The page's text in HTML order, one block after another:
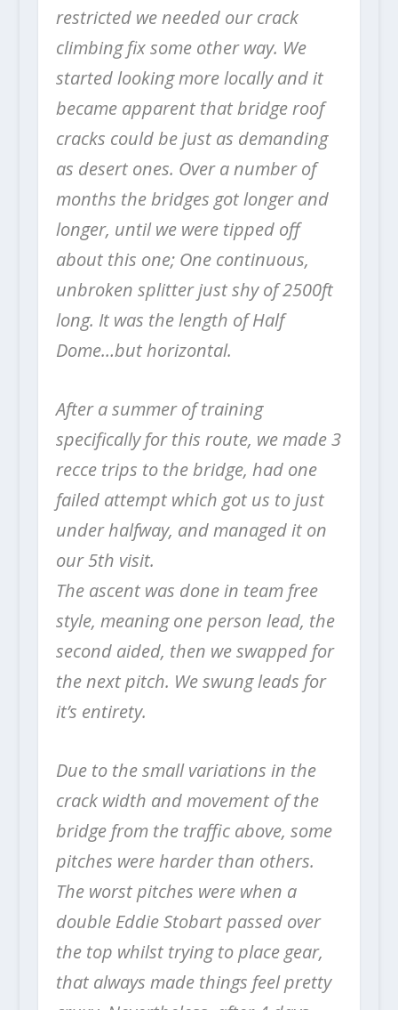
restricted we needed our crack
climbing fix some other way. We
started looking more locally and it
became apparent that bridge roof
cracks could be just as demanding
as desert ones. Over a number of
months the bridges got longer and
longer, until we were tipped off
about this one; One continuous,
unbroken splitter just shy of 2500ft
long. It was the length of Half
Dome…but horizontal.
After a summer of training
specifically for this route, we made 3
recce trips to the bridge, had one
failed attempt which got us to just
under halfway, and managed it on
our 5th visit.
The ascent was done in team free
style, meaning one person lead, the
second aided, then we swapped for
the next pitch. We swung leads for
it’s entirety.
Due to the small variations in the
crack width and movement of the
bridge from the traffic above, some
pitches were harder than others.
The worst pitches were when a
double Eddie Stobart passed over
the top whilst trying to place gear,
that always made things feel pretty